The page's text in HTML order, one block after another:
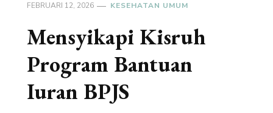
FEBRUARI 12, 2026 KESEHATAN UMUM
Mensyikapi Kisruh
Program Bantuan
Iuran BPJS